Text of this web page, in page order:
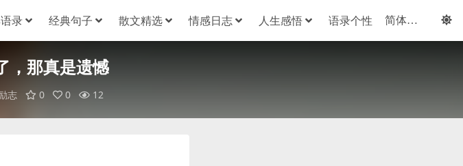
录 经典句子 散文精选 情感日志 人生感悟 语录个性
，那真是遗憾
志 0 0 12